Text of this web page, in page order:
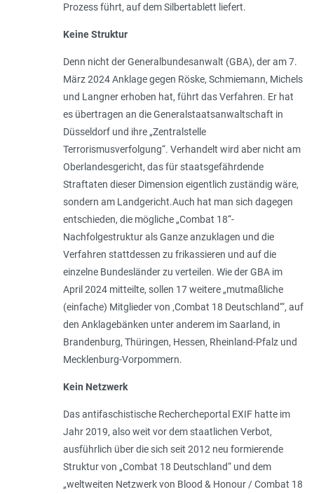
Prozess führt, auf dem Silbertablett liefert.
Keine Struktur
Denn nicht der Generalbundesanwalt (GBA), der am 7.
März 2024 Anklage gegen Röske, Schmiemann, Michels
und Langner erhoben hat, führt das Verfahren. Er hat
es übertragen an die Generalstaatsanwaltschaft in
Düsseldorf und ihre „Zentralstelle
Terrorismusverfolgung“. Verhandelt wird aber nicht am
Oberlandesgericht, das für staatsgefährdende
Straftaten dieser Dimension eigentlich zuständig wäre,
sondern am Landgericht.Auch hat man sich dagegen
entschieden, die mögliche „Combat 18“-
Nachfolgestruktur als Ganze anzuklagen und die
Verfahren stattdessen zu frikassieren und auf die
einzelne Bundesländer zu verteilen. Wie der GBA im
April 2024 mitteilte, sollen 17 weitere „mutmaßliche
(einfache) Mitglieder von ‚Combat 18 Deutschland‘“, auf
den Anklagebänken unter anderem im Saarland, in
Brandenburg, Thüringen, Hessen, Rheinland-Pfalz und
Mecklenburg-Vorpommern.
Kein Netzwerk
Das antifaschistische Rechercheportal EXIF hatte im
Jahr 2019, also weit vor dem staatlichen Verbot,
ausführlich über die sich seit 2012 neu formierende
Struktur von „Combat 18 Deutschland“ und dem
„weltweiten Netzwerk von Blood & Honour / Combat 18